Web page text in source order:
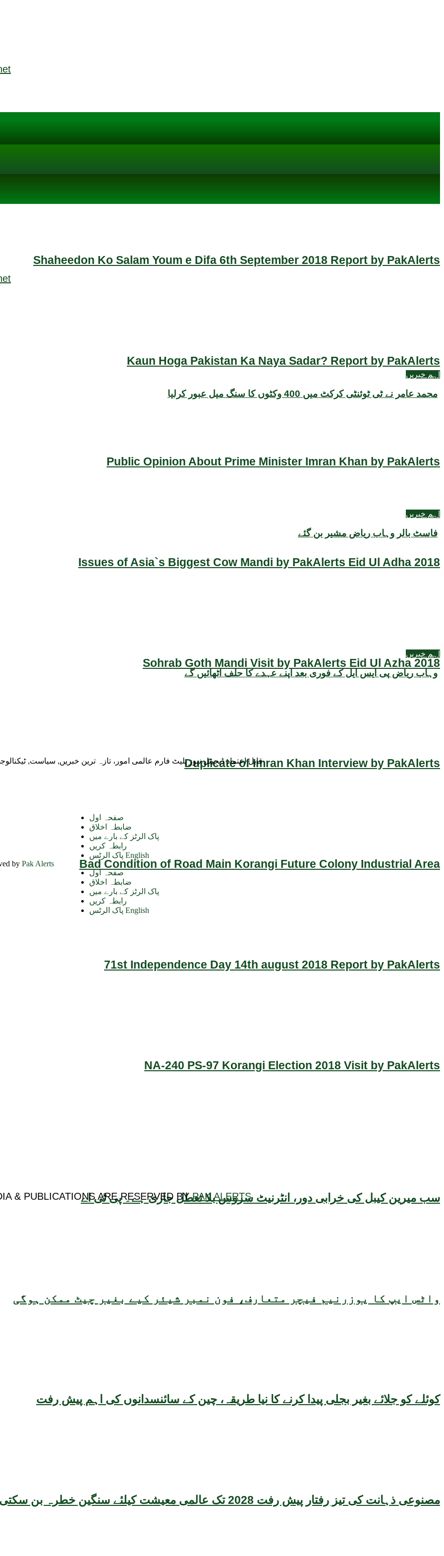
Shaheedon Ko Salam Youm e Difa 6th September 2018 Report by PakAlerts
Kaun Hoga Pakistan Ka Naya Sadar? Report by PakAlerts
Public Opinion About Prime Minister Imran Khan by PakAlerts
Issues of Asia`s Biggest Cow Mandi by PakAlerts Eid Ul Adha 2018
Sohrab Goth Mandi Visit by PakAlerts Eid Ul Azha 2018
Duplicate of Imran Khan Interview by PakAlerts
Bad Condition of Road Main Korangi Future Colony Industrial Area
71st Independence Day 14th august 2018 Report by PakAlerts
NA-240 PS-97 Korangi Election 2018 Visit by PakAlerts
سب میرین کیبل کی خرابی دور، انٹرنیٹ سروس بلا تعطل جاری ہے۔ پی ٹی اے
واٹس ایپ کا یوزرنیم فیچر متعارف، فون نمبر شیئر کیے بغیر چیٹ ممکن ہوگی
کوئلے کو جلائے بغیر بجلی پیدا کرنے کا نیا طریقہ، چین کے سائنسدانوں کی اہم پیش رفت
مصنوعی ذہانت کی تیز رفتار پیش رفت 2028 تک عالمی معیشت کیلئے سنگین خطرہ بن سکتی ہے، نئی تحقیق کا انتباہ
اہم خبریں
محمد عامر نے ٹی ٹوئنٹی کرکٹ میں 400 وکٹوں کا سنگ میل عبور کرلیا
اہم خبریں
فاسٹ بالر وہاب ریاض مشیر بن گئے
اہم خبریں
وہاب ریاض پی ایس ایل کے فوری بعد اپنے عہدے کا حلف اٹھائیں گے
قابل اعتماد ڈیجیٹل نیوز پلیٹ فارم عالمی امور، تازہ ترین خبریں, سیاست,
by Pak Alerts
صفحہ اول
ضابطہ اخلاق
پاک الرٹز کے بارے میں
رابطہ کریں
پاک الرٹس English
صفحہ اول
ضابطہ اخلاق
پاک الرٹز کے بارے میں
رابطہ کریں
پاک الرٹس English
& PUBLICATIONS ARE RESERVED BYPAK ALERTS